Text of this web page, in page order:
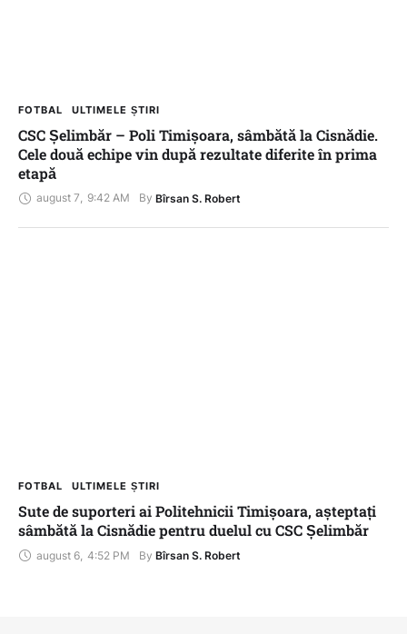
FOTBAL ULTIMELE ȘTIRI
CSC Șelimbăr – Poli Timișoara, sâmbătă la Cisnădie.
Cele două echipe vin după rezultate diferite în prima
etapă
august 7, 9:42 AM By Bîrsan S. Robert
FOTBAL ULTIMELE ȘTIRI
Sute de suporteri ai Politehnicii Timișoara, așteptați
sâmbătă la Cisnădie pentru duelul cu CSC Șelimbăr
august 6 4:52 PM By Bîrsan S. Robert